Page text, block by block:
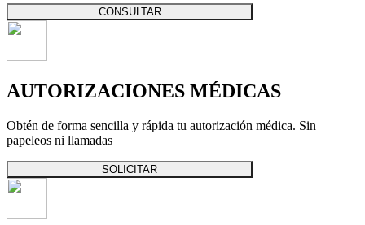
CONSULTAR
AUTORIZACIONES MÉDICAS
Obtén de forma sencilla y rápida tu autorización médica. Sin
papeleos ni llamadas
SOLICITAR